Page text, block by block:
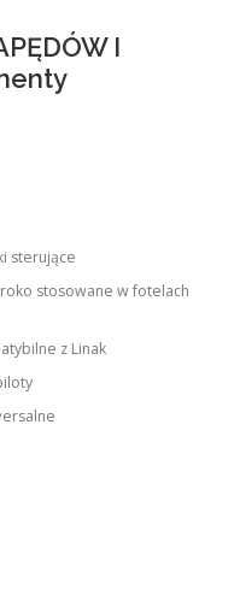
I
sterujące
stosowane w fotelach
z Linak